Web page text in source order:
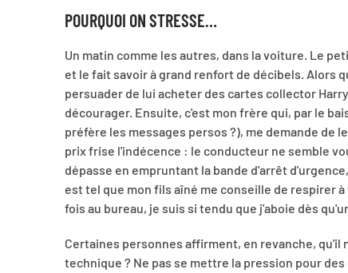
POURQUOI ON STRESSE…
Un matin comme les autres, dans la voiture. Le
et le fait savoir à grand renfort de décibels. Alors
persuader de lui acheter des cartes collector
décourager. Ensuite, c'est mon frère qui, par le
préfère les messages persos ?), me demande de
prix frise l'indécence : le conducteur ne semble
dépasse en empruntant la bande d'arrêt
est tel que mon fils aîné me conseille de respirer
fois au bureau, je suis si tendu que j'aboie dès
Certaines personnes affirment, en revanche, qu'il
technique ? Ne pas se mettre la pression pour